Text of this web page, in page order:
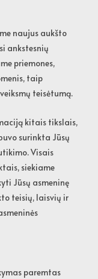
naujus aukšto
ankstesnių
priemones,
taip
teisėtumą.
kitais tikslais,
surinkta Jūsų
Visais
siekiame
Jūsų asmeninę
teisių, laisvių ir
paremtas